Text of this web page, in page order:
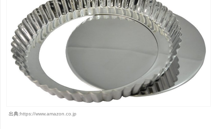
出典:https://www.amazon.co.jp